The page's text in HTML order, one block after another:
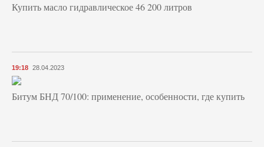
Купить масло гидравлическое 46 200 литров
19:18 28.04.2023
Битум БНД 70/100: применение, особенности, где купить